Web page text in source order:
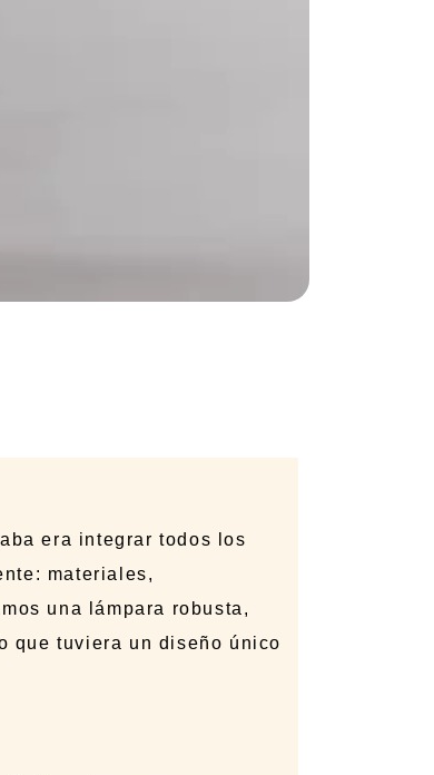
era integrar todos los
materiales,
una lámpara robusta,
que tuviera un diseño único